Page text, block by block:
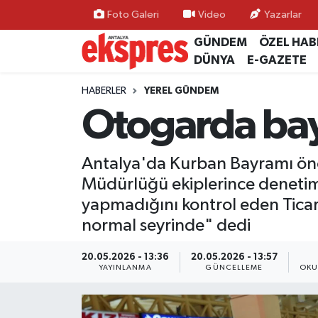
Foto Galeri Video Yazarlar
GÜNDEM ÖZEL
DÜNYA
E-GAZETE
HABERLER YEREL GÜNDEM
Otogarda
Antalya'da Kurban Bayramı
Müdürlüğü ekiplerince
yapmadığını kontrol eden
normal seyrinde" dedi
20.05.2026 - 13:36
YAYINLANMA
20.05.2026 - 13:57
GÜNCELLEME
ÖZEL HABER
GÜNDEM
YEREL GÜNDEM
EKONOMİ
SAĞLIK
Nöbetçi Eczaneler
Hava Durumu
Trafik Durumu
Süper Lig Puan Durumu ve Fikstür
Son Dakika Haberleri
Haber Arşivi